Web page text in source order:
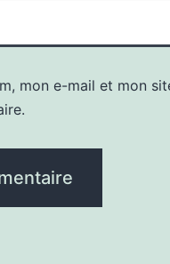
mon e-mail et mon